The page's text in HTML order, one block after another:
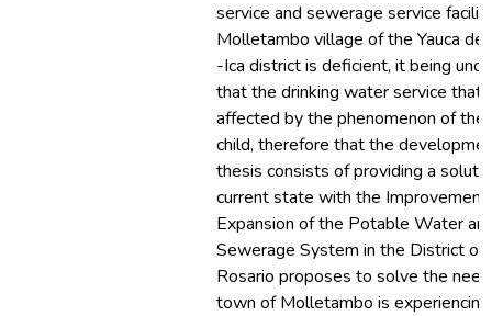
service and sewerage service
Molletambo village of the Yauca
-Ica district is deficient, it being
that the drinking water service that
affected by the phenomenon of the
child, therefore that the
thesis consists of providing a
current state with the Improvement
Expansion of the Potable Water
Sewerage System in the District of
Rosario proposes to solve the
town of Molletambo is